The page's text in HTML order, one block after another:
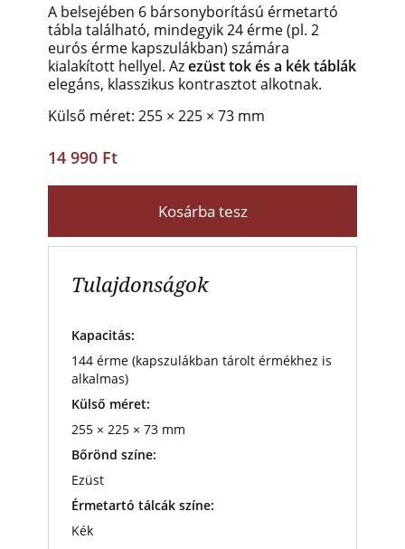
A belsejében 6 bársonyborítású érmetartó
tábla található, mindegyik 24 érme(pl. 2
eurós érme kapszulákban) számára
kialakított hellyel. Azezüst tok és a kék táblák
elegáns, klasszikus kontrasztot alkotnak.
Külső méret: 255 × 225 × 73 mm
14 990 Ft
Kosárba tesz
Tulajdonságok
Kapacitás:
144 érme (kapszulákban tárolt érmékhez is
alkalmas)
Külső méret:
255 × 225 × 73 mm
Bőrönd színe:
Ezüst
Érmetartó tálcák színe:
Kék